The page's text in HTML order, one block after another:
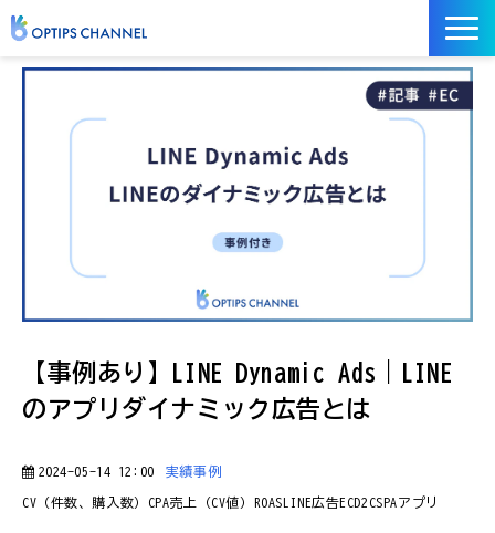
イベント
サービス／ツール
【事例あり】LINE Dynamic Ads｜LINE
のアプリダイナミック広告とは
2024-05-14 12:00 実績事例
CV（件数、購入数） CPA売上（CV値） ROASLINE広告ECD2CSPAアプリ